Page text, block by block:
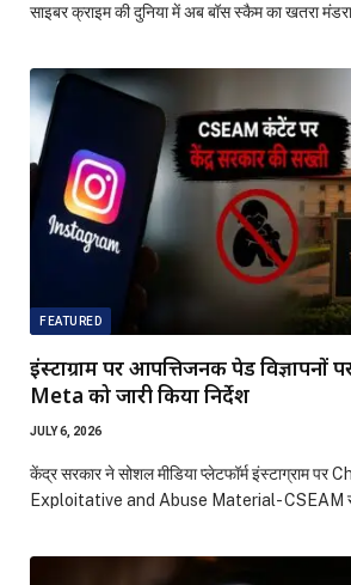
साइबर क्राइम की दुनिया में अब बॉस स्कैम का खतरा
FEATURED
इंस्टाग्राम पर आपत्तिजनक पेड विज्ञापनों
Meta को जारी किया निर्देश
JULY 6, 2026
केंद्र सरकार ने सोशल मीडिया प्लेटफॉर्म इंस्टाग्राम पर
Exploitative and Abuse Material-